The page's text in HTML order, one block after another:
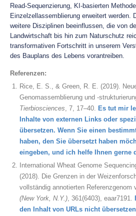
Read-Sequenzierung, KI-basierten
Einzelzellassemblierung erweitert werden.
weitere Disziplinen beeinflussen, die von
Landwirtschaft bis hin zum Naturschutz
transformativen Fortschritt in unserem
des Bauplans des Lebens vorantreiben.
Referenzen:
Rice, E. S., & Green, R. E. (2019).
Genomassemblierung und -
Tierbiosciences, 7, 17–40. Es tut mir
Inhalte von externen Links oder
übersetzen. Wenn Sie einen
haben, den Sie übersetzt haben
eingeben, und ich helfe Ihnen gerne
International Wheat Genome
(2018). Die Grenzen in der
vollständig annotierten Referenzgenom
(New York, N.Y.), 361(6403), eaar7191.
den Inhalt von URLs nicht